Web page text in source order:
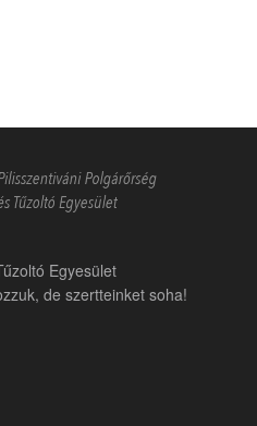
Egyesület
de szertteinket soha!